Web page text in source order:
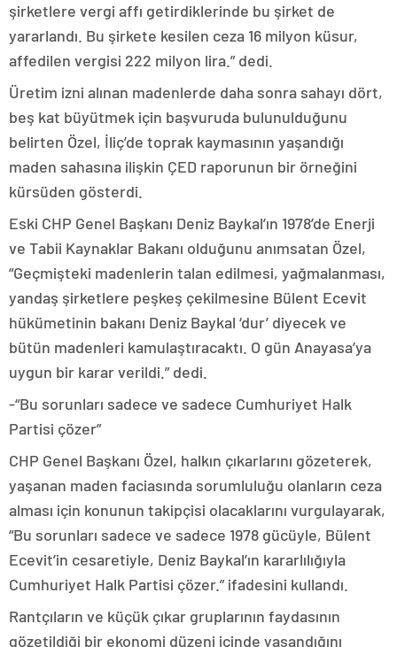
şirketlere vergi affı getirdiklerinde bu şirket de
yararlandı. Bu şirkete kesilen ceza 16 milyon küsur,
affedilen vergisi 222 milyon lira.” dedi.
Üretim izni alınan madenlerde daha sonra sahayı dört,
beş kat büyütmek için başvuruda bulunulduğunu
belirten Özel, İliç’de toprak kaymasının yaşandığı
maden sahasına ilişkin ÇED raporunun bir örneğini
kürsüden gösterdi.
Eski CHP Genel Başkanı Deniz Baykal’ın 1978’de Enerji
ve Tabii Kaynaklar Bakanı olduğunu anımsatan Özel,
“Geçmişteki madenlerin talan edilmesi, yağmalanması,
yandaş şirketlere peşkeş çekilmesine Bülent Ecevit
hükümetinin bakanı Deniz Baykal ‘dur’ diyecek ve
bütün madenleri kamulaştıracaktı. O gün Anayasa’ya
uygun bir karar verildi.” dedi.
-“Bu sorunları sadece ve sadece Cumhuriyet Halk
Partisi çözer”
CHP Genel Başkanı Özel, halkın çıkarlarını gözeterek,
yaşanan maden faciasında sorumluluğu olanların ceza
alması için konunun takipçisi olacaklarını vurgulayarak,
“Bu sorunları sadece ve sadece 1978 gücüyle, Bülent
Ecevit’in cesaretiyle, Deniz Baykal’ın kararlılığıyla
Cumhuriyet Halk Partisi çözer.” ifadesini kullandı.
Rantçıların ve küçük çıkar gruplarının faydasının
gözetildiği bir ekonomi düzeni içinde yaşandığını